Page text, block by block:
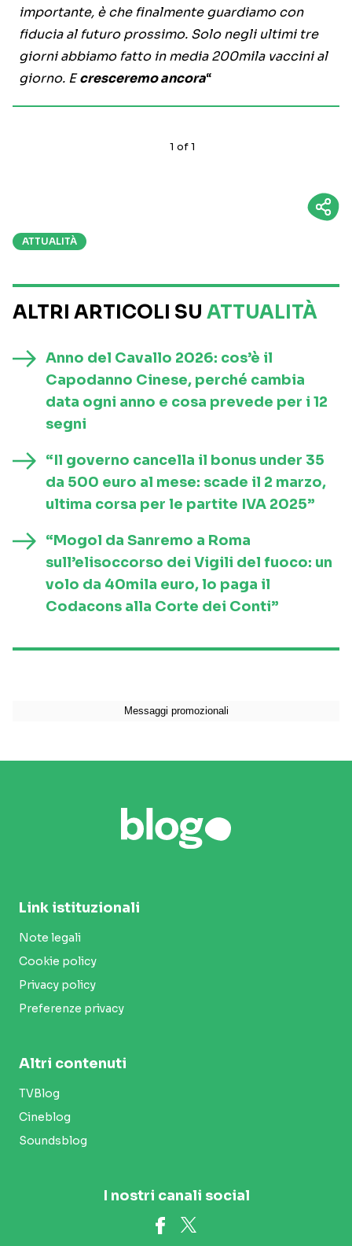
importante, è che finalmente guardiamo con
fiducia al futuro prossimo. Solo negli ultimi tre
giorni abbiamo fatto in media 200mila vaccini al
giorno. Ecresceremo ancora“
1 of1
ATTUALITÀ
ALTRI ARTICOLI SU ATTUALITÀ
Anno del Cavallo 2026: cos’è il
Capodanno Cinese, perché cambia
data ogni anno e cosa prevede per i 12
segni
“Il governo cancella il bonus under 35
da 500 euro al mese: scade il 2 marzo,
ultima corsa per le partite IVA 2025”
“Mogol da Sanremo a Roma
sull’elisoccorso dei Vigili del fuoco: un
volo da 40mila euro, lo paga il
Codacons alla Corte dei Conti”
Link istituzionali
Note legali
Cookie policy
Privacy policy
Preferenze privacy
Altri contenuti
TVBlog
Cineblog
Soundsblog
I nostri canali social